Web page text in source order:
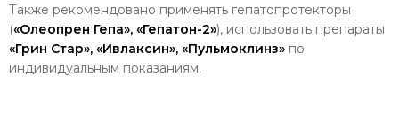
Также рекомендовано применять гепатопротекторы
(«Олеопрен Гепа», «Гепатон-2»), использовать препараты
«Грин Стар», «Ивлаксин», «Пульмоклинз» по
индивидуальным показаниям.